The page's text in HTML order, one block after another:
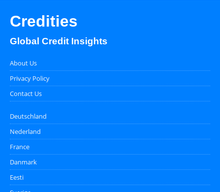
Credities
Global Credit Insights
About Us
Privacy Policy
Contact Us
Deutschland
Nederland
France
Danmark
Eesti